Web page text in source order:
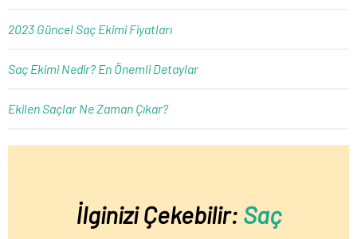
2023 Güncel Saç Ekimi Fiyatları
Saç Ekimi Nedir? En Önemli Detaylar
Ekilen Saçlar Ne Zaman Çıkar?
İlginizi Çekebilir: Saç